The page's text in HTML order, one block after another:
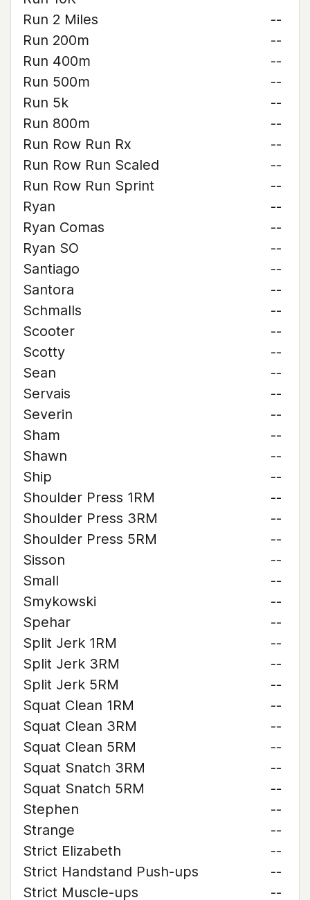
Run 2 Miles
--
Run 200m
--
Run 400m
--
Run 500m
--
Run 5k
--
Run 800m
--
Run Row Run Rx
--
Run Row Run Scaled
--
Run Row Run Sprint
--
Ryan
--
Ryan Comas
--
Ryan SO
--
Santiago
--
Santora
--
Schmalls
--
Scooter
--
Scotty
--
Sean
--
Servais
--
Severin
--
Sham
--
Shawn
--
Ship
--
Shoulder Press 1RM
--
Shoulder Press 3RM
--
Shoulder Press 5RM
--
Sisson
--
Small
--
Smykowski
--
Spehar
--
Split Jerk 1RM
--
Split Jerk 3RM
--
Split Jerk 5RM
--
Squat Clean 1RM
--
Squat Clean 3RM
--
Squat Clean 5RM
--
Squat Snatch 3RM
--
Squat Snatch 5RM
--
Stephen
--
Strange
--
Strict Elizabeth
--
Strict Handstand Push-ups
--
Strict Muscle-ups
--